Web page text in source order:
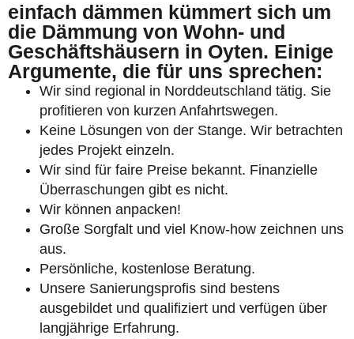
einfach dämmen kümmert sich um
die Dämmung von Wohn- und
Geschäftshäusern in Oyten. Einige
Argumente, die für uns sprechen:
Wir sind regional in Norddeutschland tätig. Sie
profitieren von kurzen Anfahrtswegen.
Keine Lösungen von der Stange. Wir betrachten
jedes Projekt einzeln.
Wir sind für faire Preise bekannt. Finanzielle
Überraschungen gibt es nicht.
Wir können anpacken!
Große Sorgfalt und viel Know-how zeichnen uns
aus.
Persönliche, kostenlose Beratung.
Unsere Sanierungsprofis sind bestens
ausgebildet und qualifiziert und verfügen über
langjährige Erfahrung.